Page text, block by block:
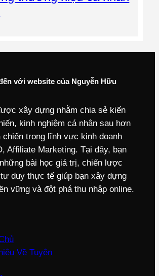
với website của Nguyễn Hữu
xây dựng nhằm chia sẻ kiến
kinh nghiệm cá nhân sau hơn
chiến trong lĩnh vực kinh doanh
Affiliate Marketing. Tại đây, bạn
bài học giá trị, chiến lược
duy thực tế giúp bạn xây dựng
vững và đột phá thu nhập online.
Về Tuyên